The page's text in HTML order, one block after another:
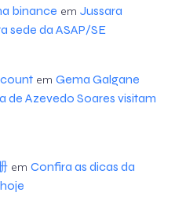
binance em Jussara
sede da ASAP/SE
em Gema Galgane
de Azevedo Soares visitam
em Confira as dicas da